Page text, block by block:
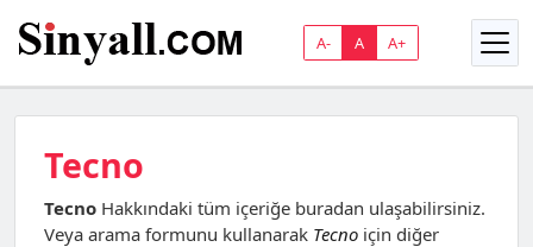
A- A A+
Tecno
Tecno Hakkındaki tüm içeriğe buradan ulaşabilirsiniz.
Veya arama formunu kullanarak Tecno için diğer